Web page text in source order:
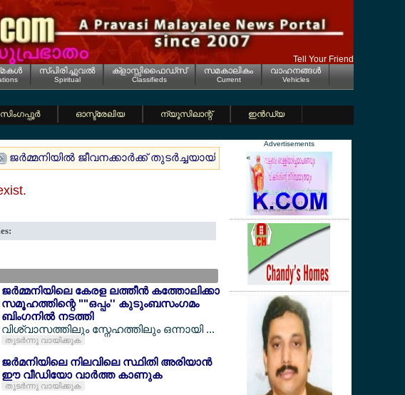
Tell Your Friend
സ്പിരിച്ചുവല്‍
Spiritual
ക്ളാസ്സിഫൈഡ്സ്
Classifieds
സമകാലികം
Current
വാഹനങ്ങള്‍
Vehicles
സിംഗപ്പൂര്‍ ഓസ്ട്രേലിയ ന്യൂസിലാന്റ്
ഇന്‍ഡ്യ
ജര്‍മ്മനിയില്‍ ജീവനക്കാര്‍ക്ക് തുടര്‍ച്ചയായി 3 ആഴ്ചയോ അതില്‍ കൂടുതലോ
ജര്‍മ്മനിയിലെ കേരള ലത്തീന്‍ കത്തോലിക്കാ
സമൂഹത്തിന്റെ ""ഒപ്പം'' കുടുംബസംഗമം
ബിംഗനില്‍ നടത്തി
വിശ്വാസത്തിലും സ്നേഹത്തിലും ഒന്നായി ...
തുടര്‍ന്നു വായിക്കുക
ജര്‍മനിയിലെ നിലവിലെ സ്ഥിതി അരിയാന്‍
ഈ വീഡിയോ വാര്‍ത്ത കാണുക
തുടര്‍ന്നു വായിക്കുക
Advertisements